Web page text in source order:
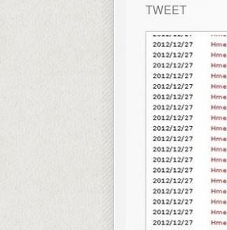
TWEET